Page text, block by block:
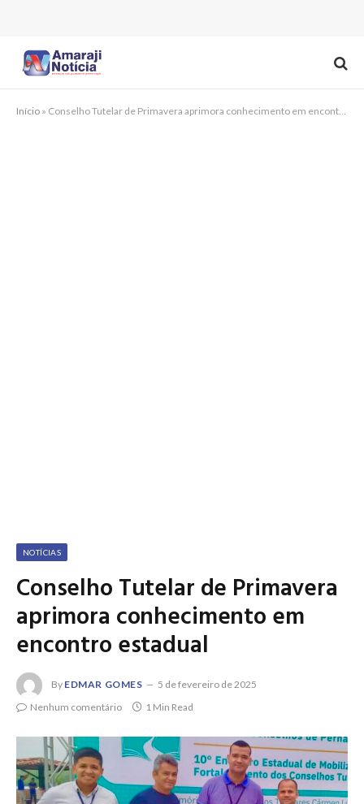
Início » Conselho Tutelar de Primavera aprimora conhecimento em encontro estadual
NOTÍCIAS
Conselho Tutelar de Primavera
aprimora conhecimento em
encontro estadual
By EDMAR GOMES
5 de fevereiro de 2025
Nenhum comentário
1 Min Read